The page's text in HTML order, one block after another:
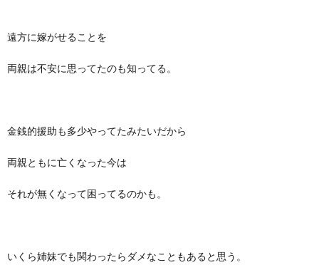
遠方に嫁がせることを
両親は不安に思ってたのも知ってる。
金銭的援助も多少やってたみたいだから
両親ともに亡くなった今は
それが無くなって困ってるのかも。
いくら姉妹でも関わったらダメなこともあると思う。